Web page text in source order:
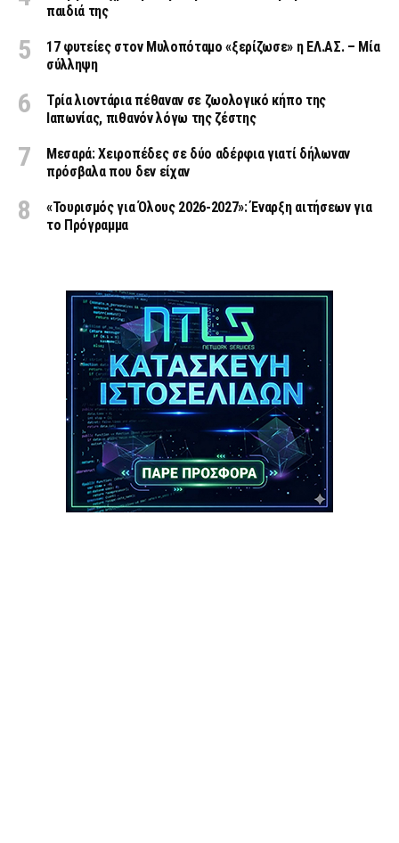
παιδιά της
17 φυτείες στον Μυλοπόταμο «ξερίζωσε» η ΕΛ.ΑΣ. – Μία
σύλληψη
Τρία λιοντάρια πέθαναν σε ζωολογικό κήπο της
Ιαπωνίας, πιθανόν λόγω της ζέστης
Μεσαρά: Χειροπέδες σε δύο αδέρφια γιατί δήλωναν
πρόσβαλα που δεν είχαν
«Τουρισμός για Όλους 2026-2027»: Έναρξη αιτήσεων για
το Πρόγραμμα